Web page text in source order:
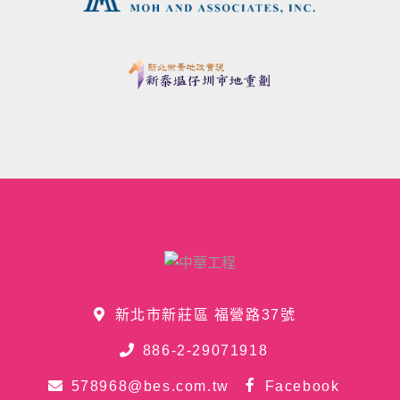
新北市新莊區 福營路37號
886-2-29071918
578968@bes.com.tw Facebook